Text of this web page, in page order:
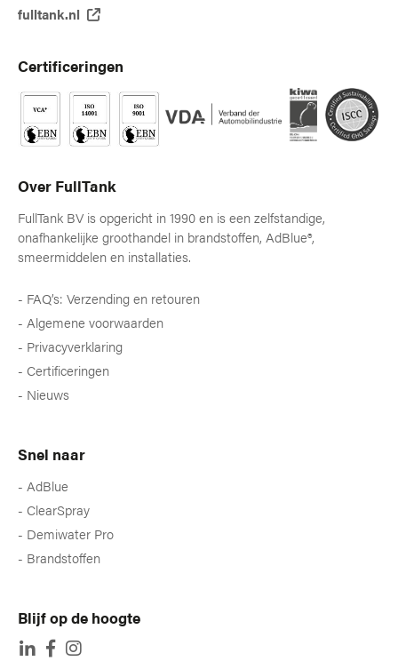
fulltank.nl
Certificeringen
Over FullTank
FullTank BV is opgericht in 1990 en is een zelfstandige,
onafhankelijke groothandel in brandstoffen, AdBlue®,
smeermiddelen en installaties.
FAQ’s: Verzending en retouren
Algemene voorwaarden
Privacyverklaring
Certificeringen
Nieuws
Snel naar
AdBlue
ClearSpray
Demiwater Pro
Brandstoffen
Blijf op de hoogte